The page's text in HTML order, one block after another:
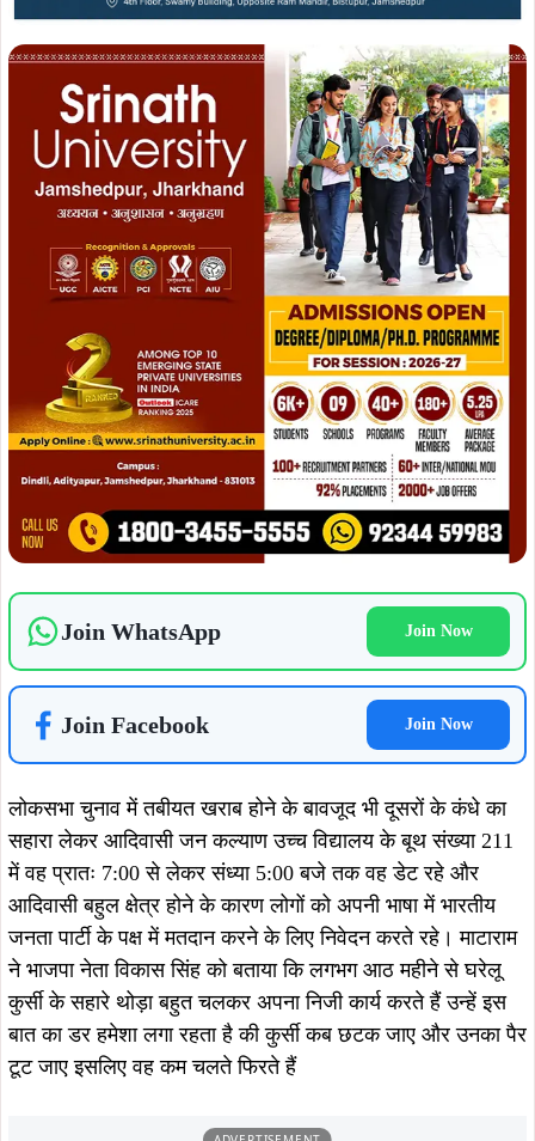
Join WhatsApp Join Now
Join Facebook Join Now
लोकसभा चुनाव में तबीयत खराब होने के बावजूद भी दूसरों के कंधे का
सहारा लेकर आदिवासी जन कल्याण उच्च विद्यालय के बूथ संख्या 211
में वह प्रातः 7:00 से लेकर संध्या 5:00 बजे तक वह डेट रहे और
आदिवासी बहुल क्षेत्र होने के कारण लोगों को अपनी भाषा में भारतीय
जनता पार्टी के पक्ष में मतदान करने के लिए निवेदन करते रहे। माटाराम
ने भाजपा नेता विकास सिंह को बताया कि लगभग आठ महीने से घरेलू
कुर्सी के सहारे थोड़ा बहुत चलकर अपना निजी कार्य करते हैं उन्हें इस
बात का डर हमेशा लगा रहता है की कुर्सी कब छटक जाए और उनका पैर
टूट जाए इसलिए वह कम चलते फिरते हैं